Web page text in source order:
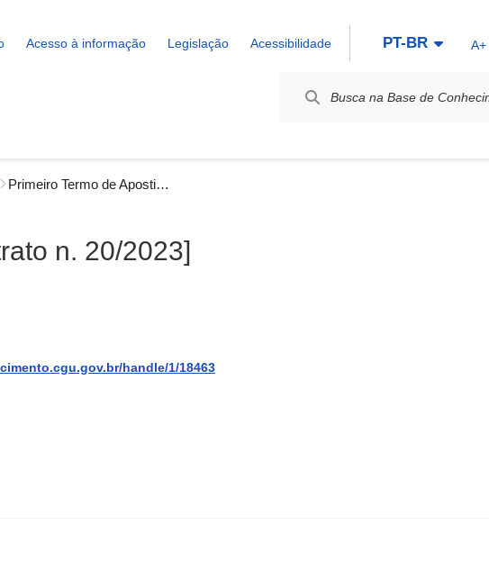
Acesso à informação Legislação Acessibilidade PT-BR A+
Primeiro Termo de Apostilamento [contrato n. 20/2023]
n. 20/2023]
handle/1/18463